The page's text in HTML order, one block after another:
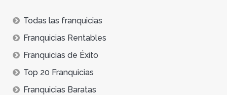
Todas las franquicias
Franquicias Rentables
Franquicias de Éxito
Top 20 Franquicias
Franquicias Baratas